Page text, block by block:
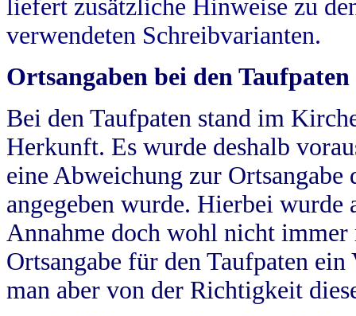
liefert zusätzliche Hinweise zu
verwendeten Schreibvarianten.
Ortsangaben bei den Taufpaten
Bei den Taufpaten stand im
Herkunft. Es wurde deshalb
eine Abweichung zur
angegeben wurde. Hierbei wurde
Annahme doch wohl nicht
Ortsangabe für den Taufpaten
man aber von der Richtigkeit